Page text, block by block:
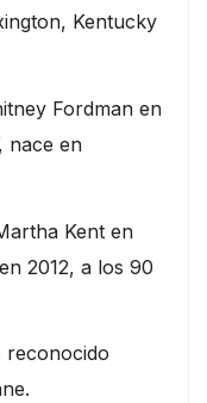
Kentucky
Fordman en
nace en
Kent en
2012, a los 90
reconocido